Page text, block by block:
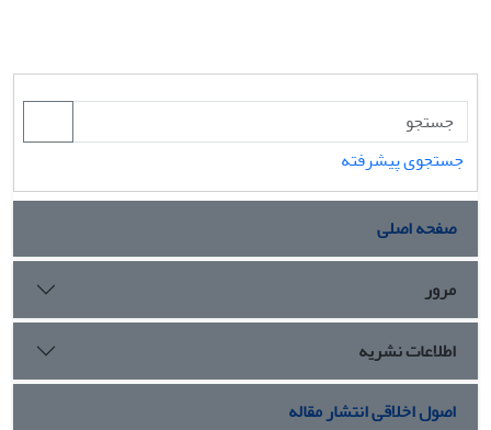
جستجوی پیشرفته
صفحه اصلی
مرور
اطلاعات نشریه
اصول اخلاقی انتشار مقاله